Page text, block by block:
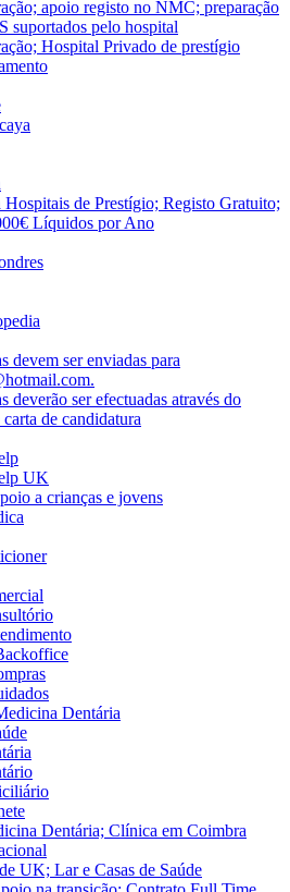
apoio registo no NMC; preparação
suportados pelo hospital
Hospital Privado de prestígio
Hospitais de Prestígio; Registo Gratuito;
Líquidos por Ano
devem ser enviadas para
deverão ser efectuadas através do
de candidatura
UK
a crianças e jovens
Dentária
Dentária; Clínica em Coimbra
UK; Lar e Casas de Saúde